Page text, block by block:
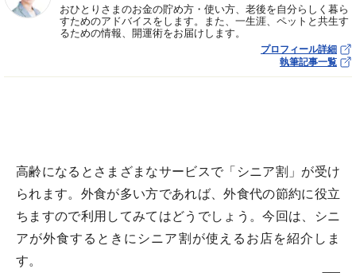
おひとりさまのお金の貯め方・使い方、老後を自分らしく暮ら
すためのアドバイスをします。また、一生涯、ペットと共生す
るための情報、開運術をお届けします。
プロフィール詳細
執筆記事一覧
高齢になるとさまざまなサービスで「シニア割」が受け
られます。外食が多い方であれば、外食代の節約に役立
ちますので利用してみてはどうでしょう。今回は、シニ
アが外食するときにシニア割が使えるお店を紹介しま
す。